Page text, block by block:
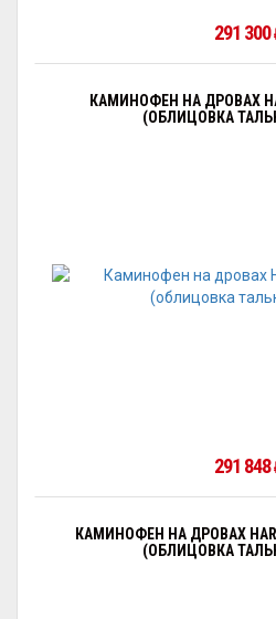
291 300
КАМИНОФЕН НА ДРОВАХ
(ОБЛИЦОВКА
291 848
КАМИНОФЕН НА ДРОВАХ HARK
(ОБЛИЦОВКА